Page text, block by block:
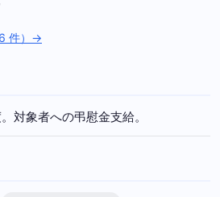
件）→
対象者への弔慰金支給。